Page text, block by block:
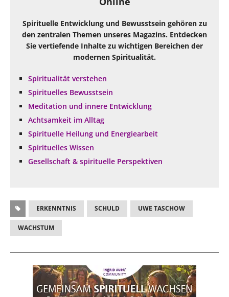
Spirituelle Entwicklung und Bewusstsein gehören zu
den zentralen Themen unseres Magazins. Entdecken
Sie vertiefende Inhalte zu wichtigen Bereichen der
modernen Spiritualität.
Spiritualität verstehen
Spirituelles Bewusstsein
Meditation und innere Entwicklung
Achtsamkeit im Alltag
Spirituelle Heilung und Energiearbeit
Spirituelles Wissen
Gesellschaft & spirituelle Perspektiven
ERKENNTNIS SCHULD UWE TASCHOW
WACHSTUM